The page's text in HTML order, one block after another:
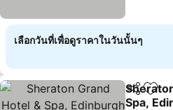
เลือกวันที่เพื่อดูราคาในวันนั้นๆ
แชร์ เพิ่ม
Spa,